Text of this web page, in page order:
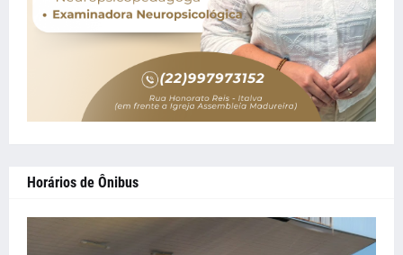
Horários de Ônibus